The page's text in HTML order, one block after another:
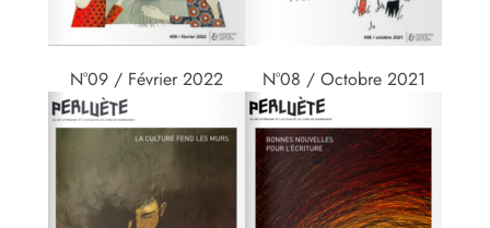
N°09 / Février 2022 N°08 / Octobre 2021